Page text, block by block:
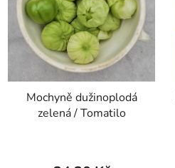
Mochyně dužinoplodá
zelená / Tomatilo